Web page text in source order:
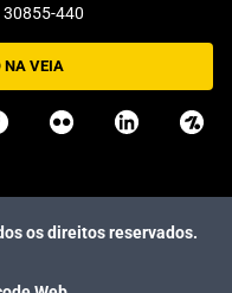
30855-440
NA VEIA
os direitos reservados.